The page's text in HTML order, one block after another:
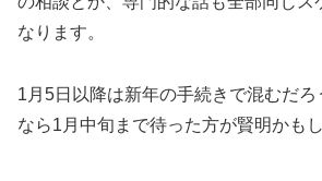
なります。
1月5日以降は新年の手続きで混むだ
なら1月中旬まで待った方が賢明かも